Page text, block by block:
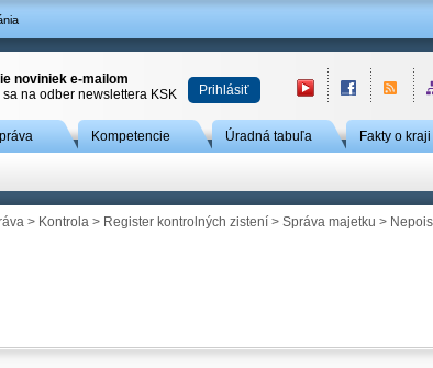
noviniek e-mailom
sa na odber newslettera KSK
Prihlásiť
Kompetencie Úradná tabuľa Fakty o kraji
> Kontrola > Register kontrolných zistení > Správa majetku >